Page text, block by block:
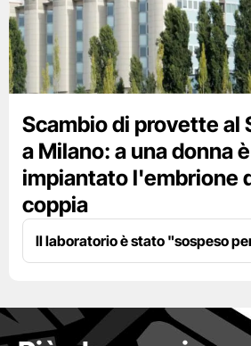
Scambio di provette al
a Milano: a una donna
impiantato l'embrione
coppia
Il laboratorio è stato "sospeso